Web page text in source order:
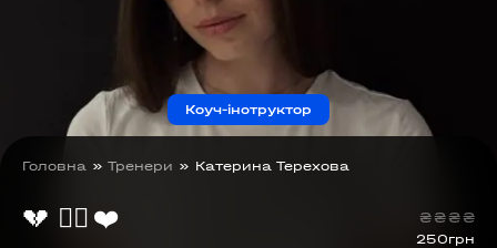
Коуч-інструктор
Головна » Тренери » Катерина Терехова
💔 🐦‍🔥 ❤️ ₴
₴
₴
₴
250грн